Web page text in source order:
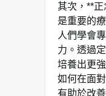
其次，**
是重要的
人們學會
力。透過
培養出更
如何在面
有助於改